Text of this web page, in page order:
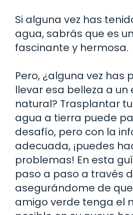
Si alguna vez has
agua, sabrás que es
fascinante y hermosa.
Pero, ¿alguna vez has
llevar esa belleza a
natural? Trasplantar
agua a tierra puede
desafío, pero con la
adecuada, ¡puedes
problemas! En esta
paso a paso a través
asegurándome de
amigo verde tenga el